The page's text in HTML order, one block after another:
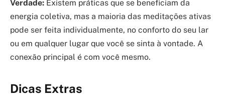
Verdade: Existem práticas que se beneficiam da
energia coletiva, mas a maioria das meditações ativas
pode ser feita individualmente, no conforto do seu lar
ou em qualquer lugar que você se sinta à vontade. A
conexão principal é com você mesmo.
Dicas Extras